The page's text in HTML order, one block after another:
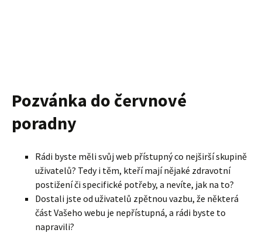
Pozvánka do červnové
poradny
Rádi byste měli svůj web přístupný co nejširší skupině
uživatelů? Tedy i těm, kteří mají nějaké zdravotní
postižení či specifické potřeby, a nevíte, jak na to?
Dostali jste od uživatelů zpětnou vazbu, že některá
část Vašeho webu je nepřístupná, a rádi byste to
napravili?